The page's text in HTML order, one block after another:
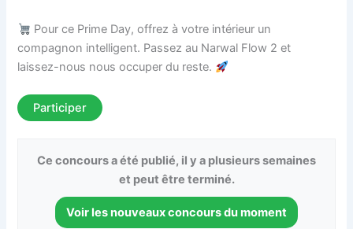
Pour ce Prime Day, offrez à votre intérieur un
compagnon intelligent. Passez au Narwal Flow 2 et
laissez-nous nous occuper du reste.
Participer
Ce concours a été publié, il y a plusieurs semaines
et peut être terminé.
Voir les nouveaux concours du moment